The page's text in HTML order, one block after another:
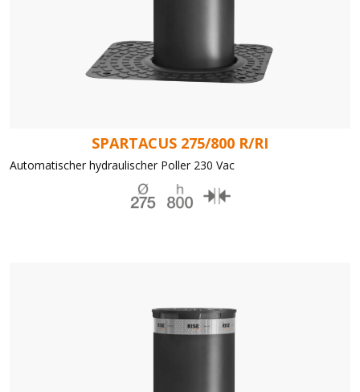
SPARTACUS 275/800 R/RI
Automatischer hydraulischer Poller 230 Vac